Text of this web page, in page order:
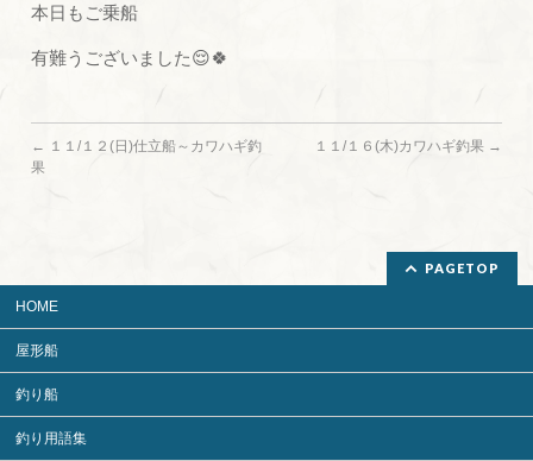
本日もご乗船
有難うございました😌🍀
← １１/１２(日)仕立船～カワハギ釣
果
１１/１６(木)カワハギ釣果 →
PAGETOP
HOME
屋形船
釣り船
釣り用語集